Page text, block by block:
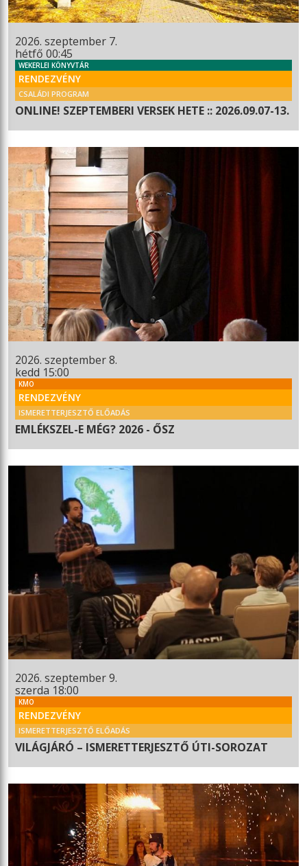
2026. szeptember 7.
hétfő 00:45
WEKERLEI KÖNYVTÁR
RENDEZVÉNY
CSALÁDI PROGRAM
ONLINE! SZEPTEMBERI VERSEK HETE :: 2026.09.07-13.
2026. szeptember 8.
kedd 15:00
KMO
RENDEZVÉNY
ISMERETTERJESZTŐ ELŐADÁS
EMLÉKSZEL-E MÉG? 2026 - ŐSZ
2026. szeptember 9.
szerda 18:00
KMO
RENDEZVÉNY
ISMERETTERJESZTŐ ELŐADÁS
VILÁGJÁRÓ – ISMERETTERJESZTŐ ÚTI-SOROZAT